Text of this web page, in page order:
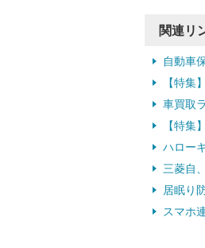
関連リ
自動車
【特集
車買取
【特集
ハロー
三菱自
居眠り
スマホ